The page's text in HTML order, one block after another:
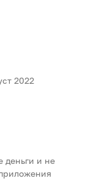
2022
деньги и не